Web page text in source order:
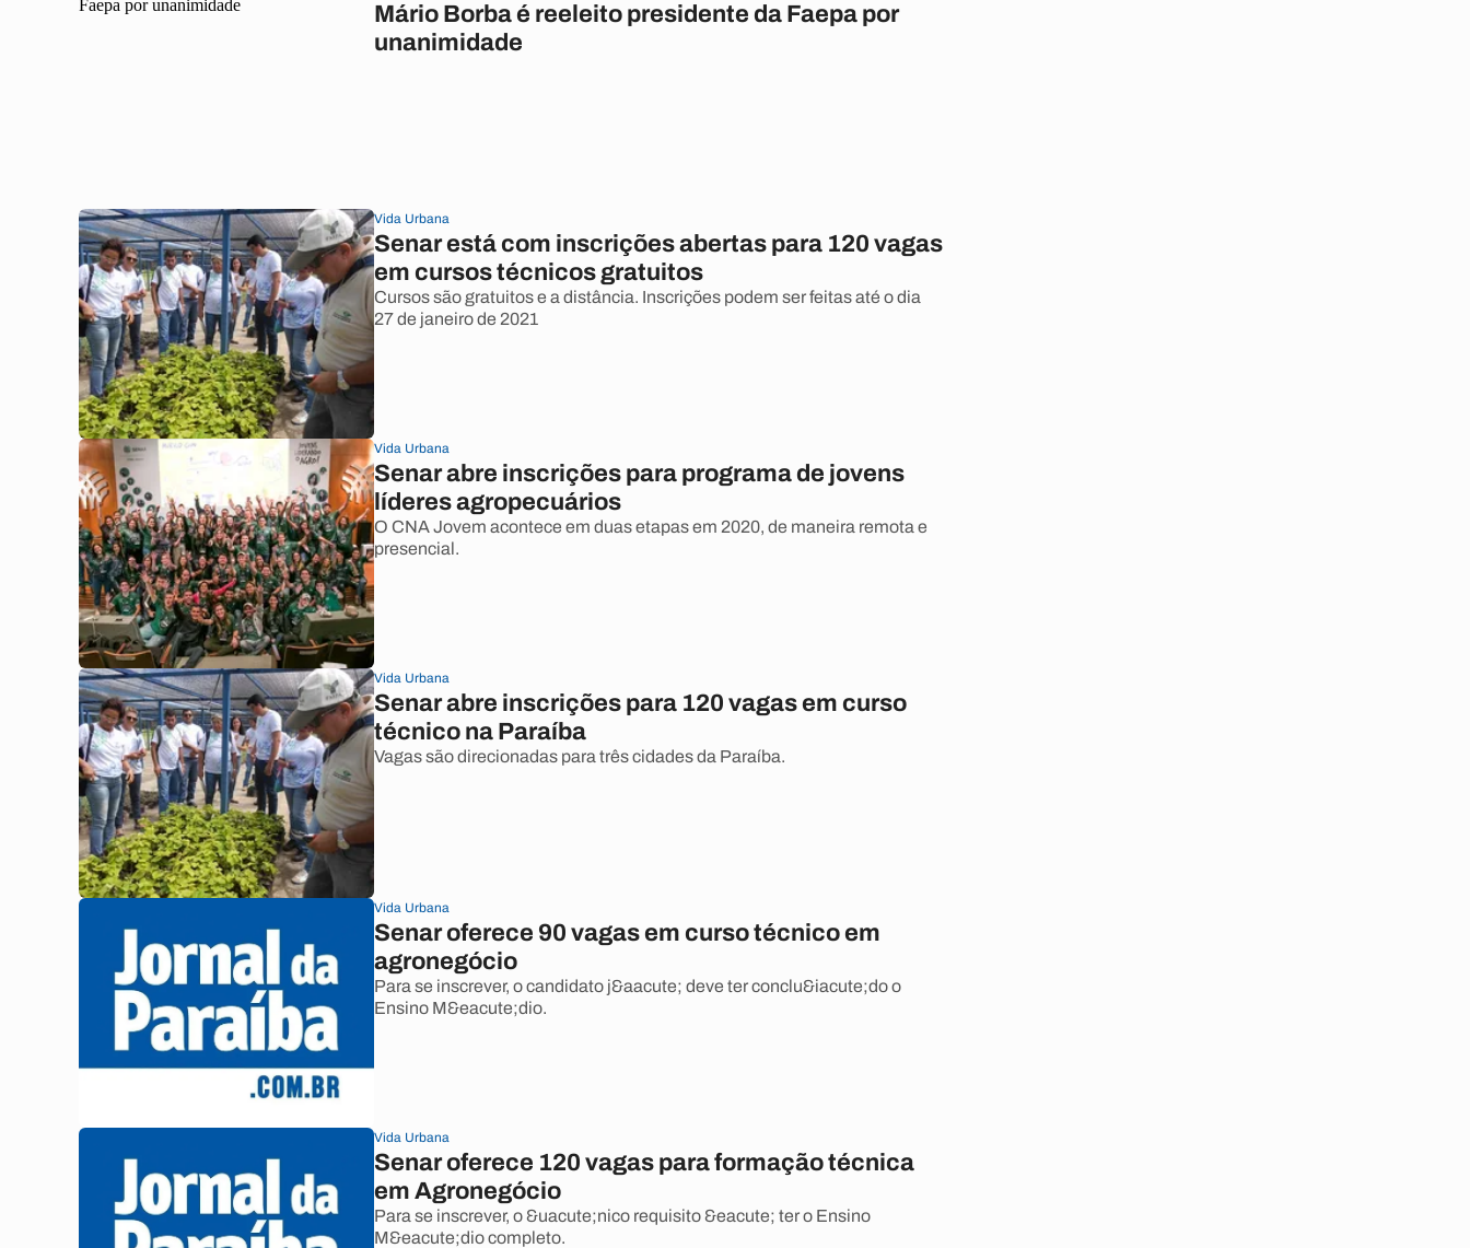
Mário Borba é reeleito presidente da Faepa por
unanimidade
Vida Urbana
Senar está com inscrições abertas para 120 vagas
em cursos técnicos gratuitos
Cursos são gratuitos e a distância. Inscrições podem ser feitas até o dia
27 de janeiro de 2021
Vida Urbana
Senar abre inscrições para programa de jovens
líderes agropecuários
O CNA Jovem acontece em duas etapas em 2020, de maneira remota e
presencial.
Vida Urbana
Senar abre inscrições para 120 vagas em curso
técnico na Paraíba
Vagas são direcionadas para três cidades da Paraíba.
Vida Urbana
Senar oferece 90 vagas em curso técnico em
agronegócio
Para se inscrever, o candidato j&aacute; deve ter conclu&iacute;do o
Ensino M&eacute;dio.
Vida Urbana
Senar oferece 120 vagas para formação técnica
em Agronegócio
Para se inscrever, o &uacute;nico requisito &eacute; ter o Ensino
M&eacute;dio completo.